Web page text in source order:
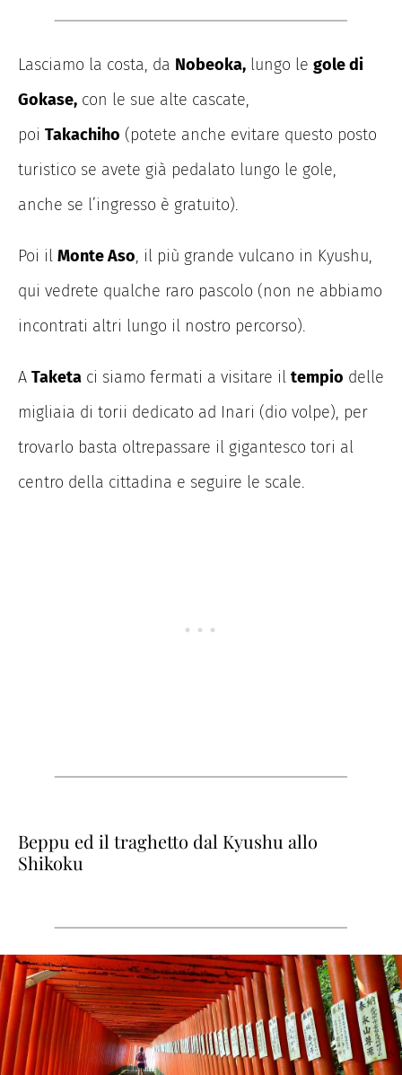
Lasciamo la costa, da Nobeoka, lungo le gole di
Gokase, con le sue alte cascate,
poi Takachiho (potete anche evitare questo posto
turistico se avete già pedalato lungo le gole,
anche se l’ingresso è gratuito).
Poi il Monte Aso, il più grande vulcano in Kyushu,
qui vedrete qualche raro pascolo (non ne abbiamo
incontrati altri lungo il nostro percorso).
A Taketa ci siamo fermati a visitare il tempio delle
migliaia di torii dedicato ad Inari (dio volpe), per
trovarlo basta oltrepassare il gigantesco tori al
centro della cittadina e seguire le scale.
Beppu ed il traghetto dal Kyushu allo
Shikoku